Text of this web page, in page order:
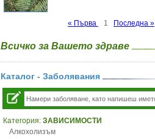
« Първа 1 Последна »
Всичко за Вашето здраве
Каталог - Заболявания
Категория: ЗАВИСИМОСТИ
Алкохолизъм